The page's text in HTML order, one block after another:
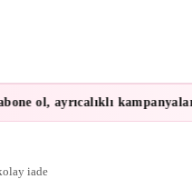
ol, ayrıcalıklı kampanyalar
iade